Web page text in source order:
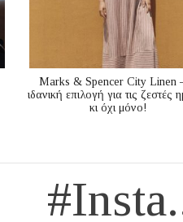
Marks & Spencer City Linen
ιδανική επιλογή για τις ζεστές
κι όχι μόνο!